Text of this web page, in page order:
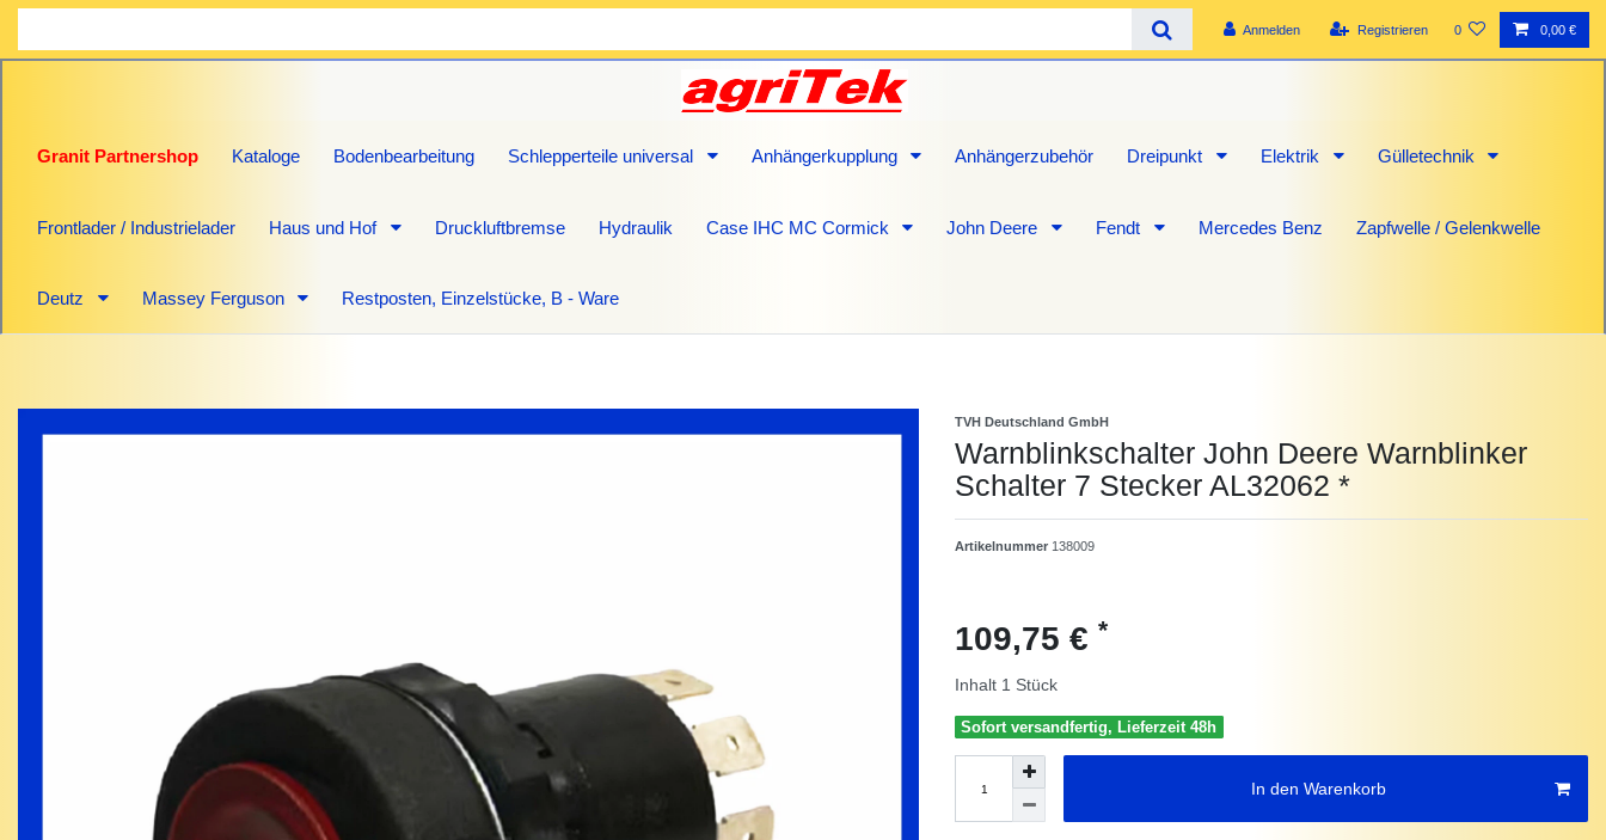
Anmelden Registrieren 0 0,00 €
Granit Partnershop Kataloge Bodenbearbeitung Schlepperteile universal Anhängerkupplung Anhängerzubehör Dreipunkt Elektrik Gülletechnik
Frontlader / Industrielader Haus und Hof Druckluftbremse Hydraulik Case IHC MC Cormick John Deere Fendt Mercedes Benz Zapfwelle / Gelenkwelle
Deutz Massey Ferguson Restposten, Einzelstücke, B - Ware
TVH Deutschland GmbH
Warnblinkschalter John Deere Warnblinker
Schalter 7 Stecker AL32062 *
Artikelnummer 138009
109,75 € *
Inhalt 1 Stück
Sofort versandfertig, Lieferzeit 48h
In den Warenkorb